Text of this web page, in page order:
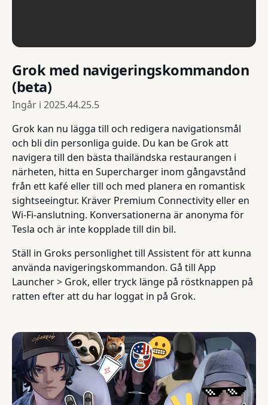
Grok med navigeringskommandon
(beta)
Ingår i 2025.44.25.5
Grok kan nu lägga till och redigera navigationsmål
och bli din personliga guide. Du kan be Grok att
navigera till den bästa thailändska restaurangen i
närheten, hitta en Supercharger inom gångavstånd
från ett kafé eller till och med planera en romantisk
sightseeingtur. Kräver Premium Connectivity eller en
Wi-Fi-anslutning. Konversationerna är anonyma för
Tesla och är inte kopplade till din bil.
Ställ in Groks personlighet till Assistent för att kunna
använda navigeringskommandon. Gå till App
Launcher > Grok, eller tryck länge på röstknappen på
ratten efter att du har loggat in på Grok.